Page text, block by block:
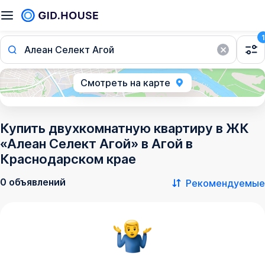
Алеан Селект Агой
1
Смотреть на карте
Купить двухкомнатную квартиру в ЖК
«Алеан Селект Агой» в Агой в
Краснодарском крае
0 объявлений Рекомендуемые